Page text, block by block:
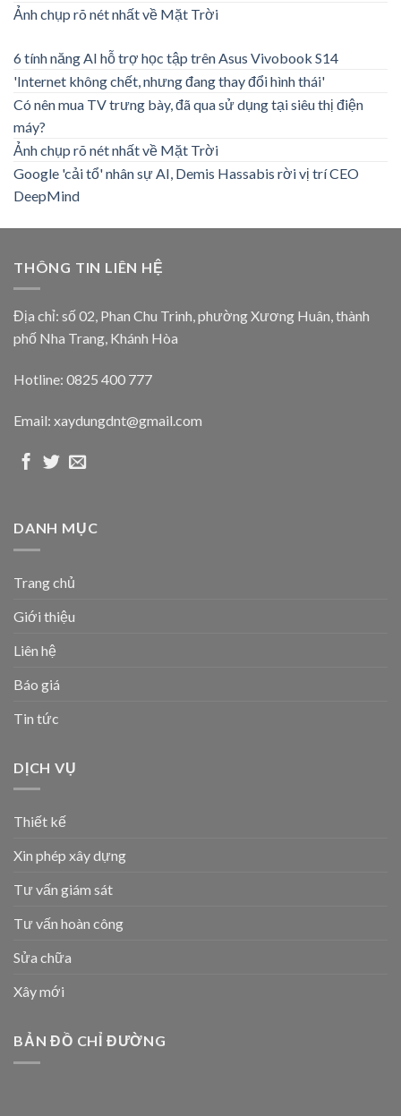
Ảnh chụp rõ nét nhất về Mặt Trời
6 tính năng AI hỗ trợ học tập trên Asus Vivobook S14
'Internet không chết, nhưng đang thay đổi hình thái'
Có nên mua TV trưng bày, đã qua sử dụng tại siêu thị điện
máy?
Ảnh chụp rõ nét nhất về Mặt Trời
Google 'cải tổ' nhân sự AI, Demis Hassabis rời vị trí CEO
DeepMind
THÔNG TIN LIÊN HỆ
Địa chỉ: số 02, Phan Chu Trinh, phường Xương Huân, thành
phố Nha Trang, Khánh Hòa
Hotline: 0825 400 777
Email: xaydungdnt@gmail.com
DANH MỤC
Trang chủ
Giới thiệu
Liên hệ
Báo giá
Tin tức
DỊCH VỤ
Thiết kế
Xin phép xây dựng
Tư vấn giám sát
Tư vấn hoàn công
Sửa chữa
Xây mới
BẢN ĐỒ CHỈ ĐƯỜNG